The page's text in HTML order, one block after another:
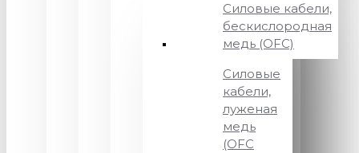
Силовые кабели,
бескислородная
медь (OFC)
Силовые
кабели,
луженая
медь
(OFC